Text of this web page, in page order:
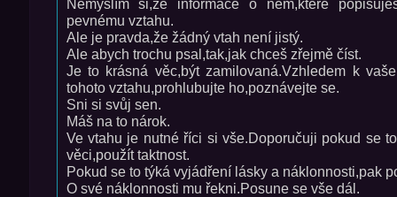
Nemyslím si,že informace o něm,které
pevnému vztahu.
Ale je pravda,že žádný vtah není jistý.
Ale abych trochu psal,tak,jak chceš zřejmě číst.
Je to krásná věc,být zamilovaná.Vzhledem k
tohoto vztahu,prohlubujte ho,poznávejte se.
Sni si svůj sen.
Máš na to nárok.
Ve vtahu je nutné říci si vše.Doporučuji pokud se
věci,použít taktnost.
Pokud se to týká vyjádření lásky a náklonnosti,pak
O své náklonnosti mu řekni.Posune se vše dál.